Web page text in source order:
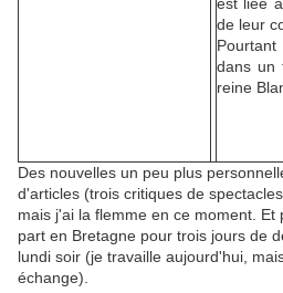
de leur
dans un
reine
Des nouvelles un peu plus
d'articles (trois critiques de
mais j'ai la flemme en ce moment.
part en Bretagne pour trois jours de
lundi soir (je travaille aujourd'hui,
échange).